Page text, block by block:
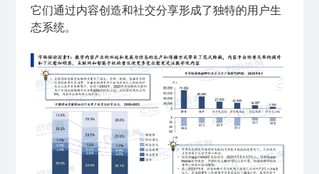
它们通过内容创造和社交分享形成了独特的用户生
态系统。